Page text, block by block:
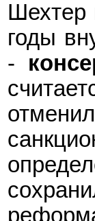
Шехтер
годы
-
определ